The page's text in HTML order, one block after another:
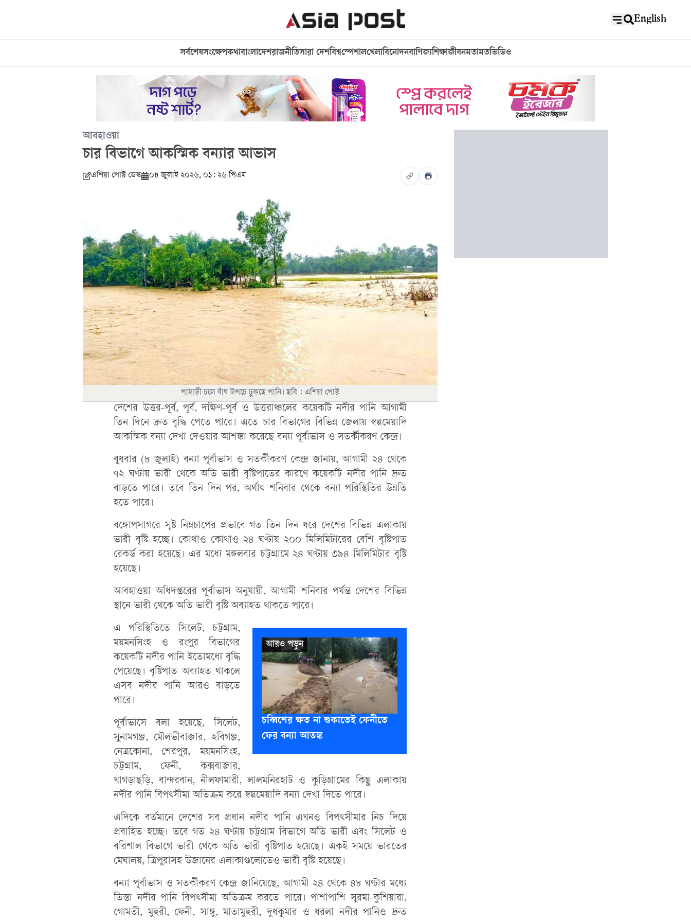
English
সর্বশেষসংক্ষেপকথাবাংলাদেশরাজনীতিসারা দেশবিশ্বস্পেশালখেলাবিনোদনবাণিজ্যশিক্ষাজীবনমতামতভিডিও
আবহাওয়া
চার বিভাগে আকস্মিক বন্যার আভাস
এশিয়া পোস্ট ডেস্ক ০৮ জুলাই ২০২৬, ০১: ২৬ পিএম
পাহাড়ী ঢলে বাঁধ উপচে ঢুকছে পানি। ছবি : এশিয়া পোস্ট
দেশের উত্তর-পূর্ব, পূর্ব, দক্ষিণ-পূর্ব ও উত্তরাঞ্চলের কয়েকটি নদীর পানি আগামী
তিন দিনে দ্রুত বৃদ্ধি পেতে পারে। এতে চার বিভাগের বিভিন্ন জেলায় স্বল্পমেয়াদি
আকস্মিক বন্যা দেখা দেওয়ার আশঙ্কা করেছে বন্যা পূর্বাভাস ও সতর্কীকরণ কেন্দ্র।
বুধবার (৮ জুলাই) বন্যা পূর্বাভাস ও সতর্কীকরণ কেন্দ্র জানায়, আগামী ২৪ থেকে
৭২ ঘণ্টায় ভারী থেকে অতি ভারী বৃষ্টিপাতের কারণে কয়েকটি নদীর পানি দ্রুত
বাড়তে পারে। তবে তিন দিন পর, অর্থাৎ শনিবার থেকে বন্যা পরিস্থিতির উন্নতি
হতে পারে।
বঙ্গোপসাগরে সৃষ্ট নিম্নচাপের প্রভাবে গত তিন দিন ধরে দেশের বিভিন্ন এলাকায়
ভারী বৃষ্টি হচ্ছে। কোথাও কোথাও ২৪ ঘণ্টায় ২০০ মিলিমিটারের বেশি বৃষ্টিপাত
রেকর্ড করা হয়েছে। এর মধ্যে মঙ্গলবার চট্টগ্রামে ২৪ ঘণ্টায় ৩৯৪ মিলিমিটার বৃষ্টি
হয়েছে।
আবহাওয়া অধিদপ্তরের পূর্বাভাস অনুযায়ী, আগামী শনিবার পর্যন্ত দেশের বিভিন্ন
স্থানে ভারী থেকে অতি ভারী বৃষ্টি অব্যাহত থাকতে পারে।
চব্বিশের ক্ষত না শুকাতেই ফেনীতে
ফের বন্যা আতঙ্ক
এ পরিস্থিতিতে সিলেট, চট্টগ্রাম,
ময়মনসিংহ ও রংপুর বিভাগের
কয়েকটি নদীর পানি ইতোমধ্যে বৃদ্ধি
পেয়েছে। বৃষ্টিপাত অব্যাহত থাকলে
এসব নদীর পানি আরও বাড়তে
পারে।
পূর্বাভাসে বলা হয়েছে, সিলেট,
সুনামগঞ্জ, মৌলভীবাজার, হবিগঞ্জ,
নেত্রকোনা, শেরপুর, ময়মনসিংহ,
চট্টগ্রাম, ফেনী, কক্সবাজার,
খাগড়াছড়ি, বান্দরবান, নীলফামারী, লালমনিরহাট ও কুড়িগ্রামের কিছু এলাকায়
নদীর পানি বিপৎসীমা অতিক্রম করে স্বল্পমেয়াদি বন্যা দেখা দিতে পারে।
এদিকে বর্তমানে দেশের সব প্রধান নদীর পানি এখনও বিপৎসীমার নিচ দিয়ে
প্রবাহিত হচ্ছে। তবে গত ২৪ ঘণ্টায় চট্টগ্রাম বিভাগে অতি ভারী এবং সিলেট ও
বরিশাল বিভাগে ভারী থেকে অতি ভারী বৃষ্টিপাত হয়েছে। একই সময়ে ভারতের
মেঘালয়, ত্রিপুরাসহ উজানের এলাকাগুলোতেও ভারী বৃষ্টি হয়েছে।
বন্যা পূর্বাভাস ও সতর্কীকরণ কেন্দ্র জানিয়েছে, আগামী ২৪ থেকে ৪৮ ঘণ্টার মধ্যে
তিস্তা নদীর পানি বিপৎসীমা অতিক্রম করতে পারে। পাশাপাশি সুরমা-কুশিয়ারা,
গোমতী, মুহুরী, ফেনী, সাঙ্গু, মাতামুহুরী, দুধকুমার ও ধরলা নদীর পানিও দ্রুত